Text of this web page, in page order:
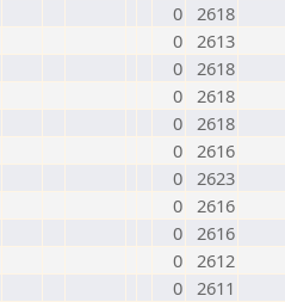
0 2618
0 2613
0 2618
0 2618
0 2618
0 2616
0 2623
0 2616
0 2616
0 2612
0 2611